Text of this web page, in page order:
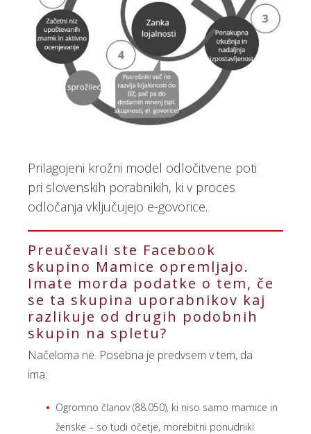
Prilagojeni krožni model odločitvene poti
pri slovenskih porabnikih, ki v proces
odločanja vključujejo e-govorice.
Preučevali ste Facebook
skupino Mamice opremljajo.
Imate morda podatke o tem, če
se ta skupina uporabnikov kaj
razlikuje od drugih podobnih
skupin na spletu?
Načeloma ne. Posebna je predvsem v tem, da
ima:
Ogromno članov (88.050), ki niso samo mamice in
ženske – so tudi očetje, morebitni ponudniki